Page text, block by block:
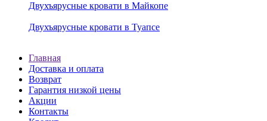
Двухъярусные кровати в Майкопе
Двухъярусные кровати в Туапсе
Главная
Доставка и оплата
Возврат
Гарантия низкой цены
Акции
Контакты